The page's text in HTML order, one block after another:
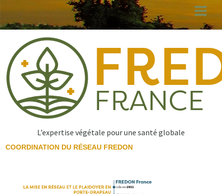
au
principal
L’expertise végétale pour une santé globale
COORDINATION DU RÉSEAU FREDON